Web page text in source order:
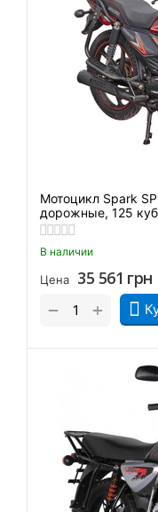
Мотоцикл Spark
дорожные, 125
В наличии
Цена 35 561 грн
+
−